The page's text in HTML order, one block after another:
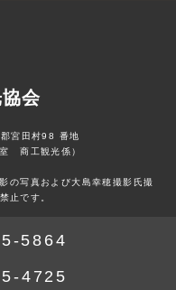
会
宮田村98 番地
商工観光係）
の写真および大島幸穂撮影氏撮
止です。
5864
4725